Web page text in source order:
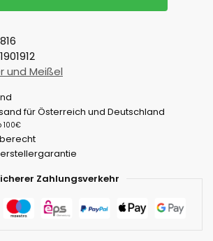
und Meißel
für Österreich und Deutschland
100€
Zahlungsverkehr